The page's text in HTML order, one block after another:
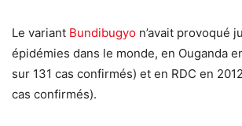
Le variant Bundibugyo n’avait provoqué
épidémies dans le monde, en Ouganda
sur 131 cas confirmés) et en RDC en
cas confirmés).